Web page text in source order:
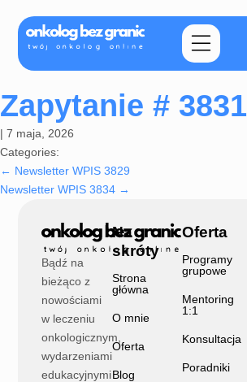
Zapytanie # 3831
| 7 maja, 2026
Categories:
← Newsletter WPIS 3829
Newsletter WPIS 3834 →
Bądź na
bieżąco z
nowościami
w leczeniu
onkologicznym,
wydarzeniami
edukacyjnymi
Na
skróty
Strona
główna
O mnie
Oferta
Blog
Oferta
Programy
grupowe
Mentoring
1:1
Konsultacja
Poradniki